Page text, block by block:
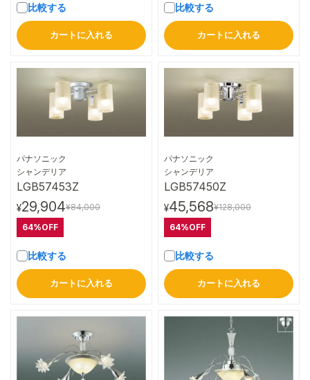
比較する
カートに入れる
比較する
カートに入れる
パナソニック
シャンデリア
LGB57453Z
¥29,904¥84,000
64%OFF
比較する
カートに入れる
パナソニック
シャンデリア
LGB57450Z
¥45,568¥128,000
64%OFF
比較する
カートに入れる